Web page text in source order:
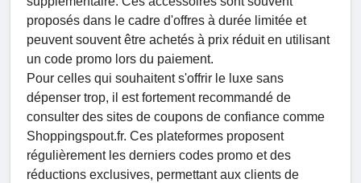
proposés dans le cadre d'offres à durée limitée et
peuvent souvent être achetés à prix réduit en utilisant
un code promo lors du paiement.
Pour celles qui souhaitent s'offrir le luxe sans
dépenser trop, il est fortement recommandé de
consulter des sites de coupons de confiance comme
Shoppingspout.fr. Ces plateformes proposent
régulièrement les derniers codes promo et des
réductions exclusives, permettant aux clients de